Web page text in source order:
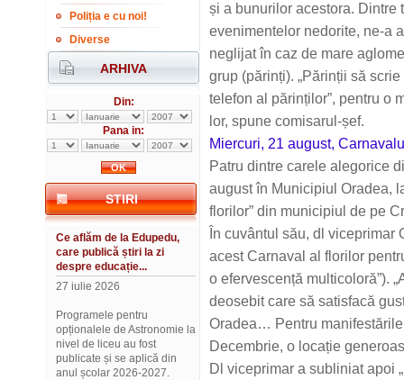
Poliția e cu noi!
Diverse
ARHIVA
Din:
Pana in:
STIRI
Ce aflăm de la Edupedu,
care publică știri la zi
despre educație...
27 iulie 2026
Programele pentru
opționalele de Astronomie la
nivel de liceu au fost
publicate și se aplică din
anul școlar 2026-2027.
și a bunurilor acestora. Dintre
evenimentelor nedorite, ne-a
neglijat în caz de mare
grup (părinți). „Părinții să
telefon al părinților”, pentru o
lor, spune comisarul-șef.
Miercuri, 21 august,
Patru dintre carele alegorice
august în Municipiul Oradea,
florilor” din municipiul de pe
În cuvântul său, dl
acest Carnaval al florilor
o efervescență multicoloră”).
deosebit care să satisfacă
Oradea… Pentru
Decembrie, o locație
Dl viceprimar a subliniat apoi